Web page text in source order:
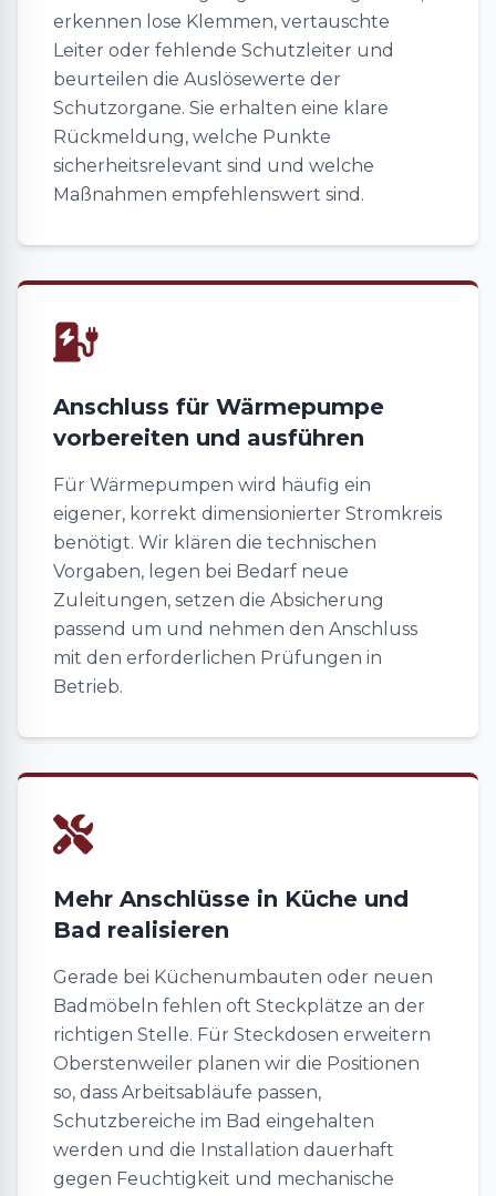
erkennen lose Klemmen, vertauschte
Leiter oder fehlende Schutzleiter und
beurteilen die Auslösewerte der
Schutzorgane. Sie erhalten eine klare
Rückmeldung, welche Punkte
sicherheitsrelevant sind und welche
Maßnahmen empfehlenswert sind.
Anschluss für Wärmepumpe
vorbereiten und ausführen
Für Wärmepumpen wird häufig ein
eigener, korrekt dimensionierter Stromkreis
benötigt. Wir klären die technischen
Vorgaben, legen bei Bedarf neue
Zuleitungen, setzen die Absicherung
passend um und nehmen den Anschluss
mit den erforderlichen Prüfungen in
Betrieb.
Mehr Anschlüsse in Küche und
Bad realisieren
Gerade bei Küchenumbauten oder neuen
Badmöbeln fehlen oft Steckplätze an der
richtigen Stelle. Für Steckdosen erweitern
Oberstenweiler planen wir die Positionen
so, dass Arbeitsabläufe passen,
Schutzbereiche im Bad eingehalten
werden und die Installation dauerhaft
gegen Feuchtigkeit und mechanische